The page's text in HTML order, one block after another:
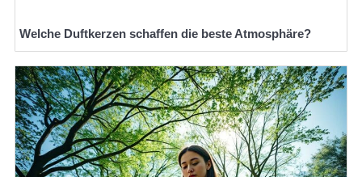
Welche Duftkerzen schaffen die beste Atmosphäre?